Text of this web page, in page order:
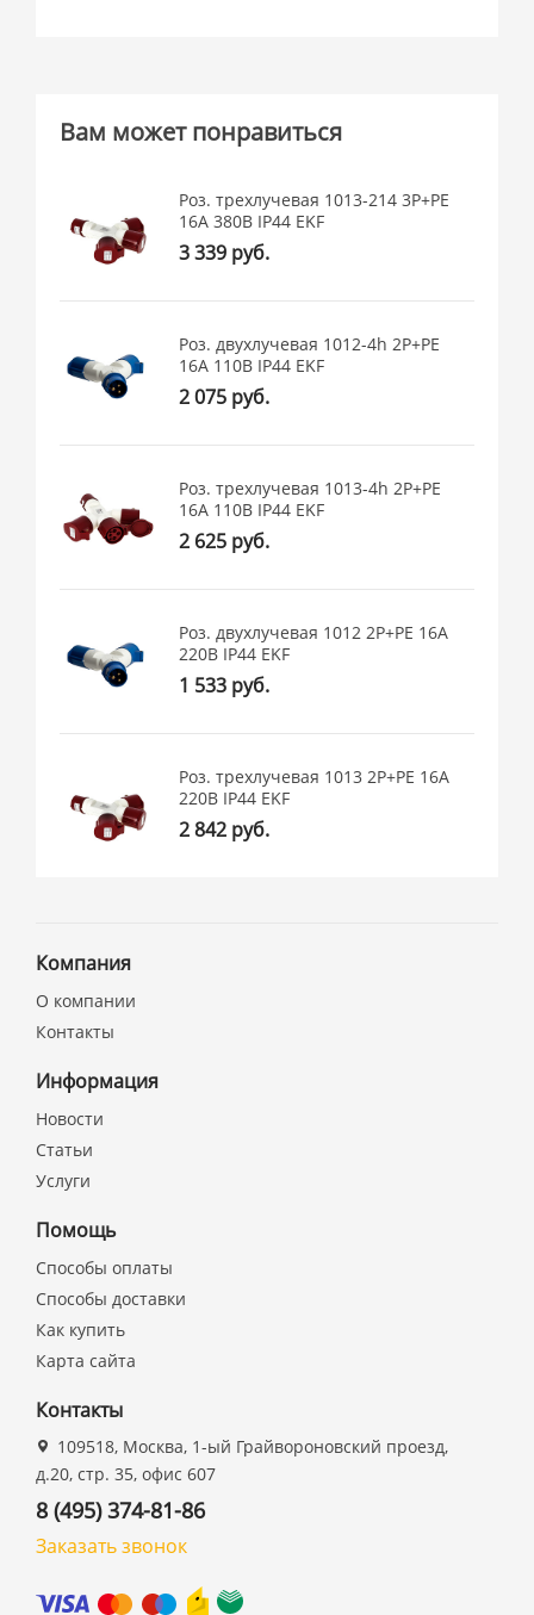
Вам может понравиться
Роз. трехлучевая 1013-214 3Р+РЕ
16А 380В IP44 EKF
3 339 руб.
Роз. двухлучевая 1012-4h 2Р+РЕ
16А 110В IP44 EKF
2 075 руб.
Роз. трехлучевая 1013-4h 2Р+РЕ
16А 110В IP44 EKF
2 625 руб.
Роз. двухлучевая 1012 2Р+РЕ 16А
220В IP44 EKF
1 533 руб.
Роз. трехлучевая 1013 2Р+РЕ 16А
220В IP44 EKF
2 842 руб.
Компания
О компании
Контакты
Информация
Новости
Статьи
Услуги
Помощь
Способы оплаты
Способы доставки
Как купить
Карта сайта
Контакты
109518, Москва, 1-ый Грайвороновский проезд,
д.20, стр. 35, офис 607
8 (495) 374-81-86
Заказать звонок